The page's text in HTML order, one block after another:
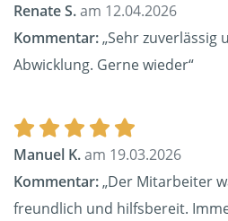
Renate S.am 12.04.2026
Kommentar:„Sehr zuverlässig
Abwicklung. Gerne wieder“
Manuel K.am 19.03.2026
Kommentar:„Der Mitarbeiter
freundlich und hilfsbereit.